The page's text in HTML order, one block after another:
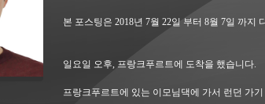
본 포스팅은 2018년 7월 22일 부터 8월 7일 까
일요일 오후, 프랑크푸르트에 도착을 했습니다.
프랑크푸르트에 있는 이모님댁에 가서 런던 가